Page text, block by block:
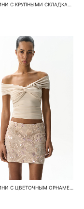
ЮБКА МИНИ С КРУПНЫМИ СКЛАДКАМИ
ЮБКА МИНИ С ЦВЕТОЧНЫМ ОРНАМЕНТОМ